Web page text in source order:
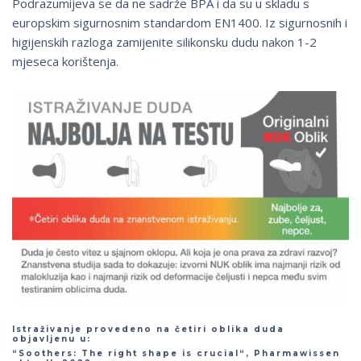
Podrazumijeva se da ne sadrže BPA i da su u skladu s
europskim sigurnosnim standardom EN1400. Iz sigurnosnih i
higijenskih razloga zamijenite silikonsku dudu nakon 1-2
mjeseca korištenja.
Istraživanje provedeno na četiri oblika duda
objavljenu u:
“Soothers: The right shape is crucial“, Pharmawissen